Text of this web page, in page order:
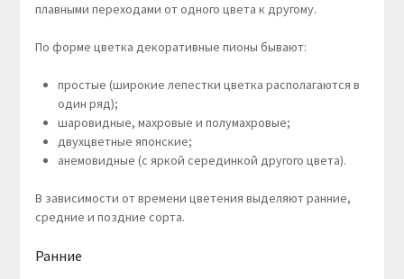
плавными переходами от одного цвета к другому.
По форме цветка декоративные пионы бывают:
простые (широкие лепестки цветка располагаются в
один ряд);
шаровидные, махровые и полумахровые;
двухцветные японские;
анемовидные (с яркой серединкой другого цвета).
В зависимости от времени цветения выделяют ранние,
средние и поздние сорта.
Ранние